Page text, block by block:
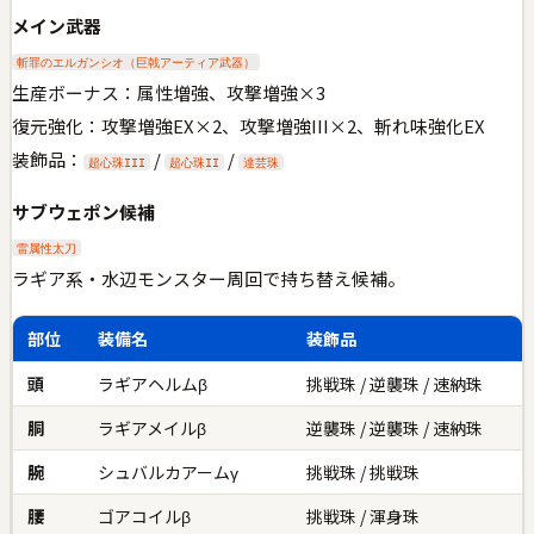
メイン武器
斬罪のエルガンシオ（巨戟アーティア武器）
生産ボーナス：属性増強、攻撃増強×3
復元強化：攻撃増強EX×2、攻撃増強III×2、斬れ味強化EX
装飾品：
超心珠III / 超心珠II / 達芸珠
サブウェポン候補
雷属性太刀
ラギア系・水辺モンスター周回で持ち替え候補。
部位 装備名
装飾品
頭
ラギアヘルムβ
挑戦珠 / 逆襲珠 / 速納珠
胴
ラギアメイルβ
逆襲珠 / 逆襲珠 / 速納珠
腕
シュバルカアームγ
挑戦珠 / 挑戦珠
腰
ゴアコイルβ 挑戦珠 / 渾身珠